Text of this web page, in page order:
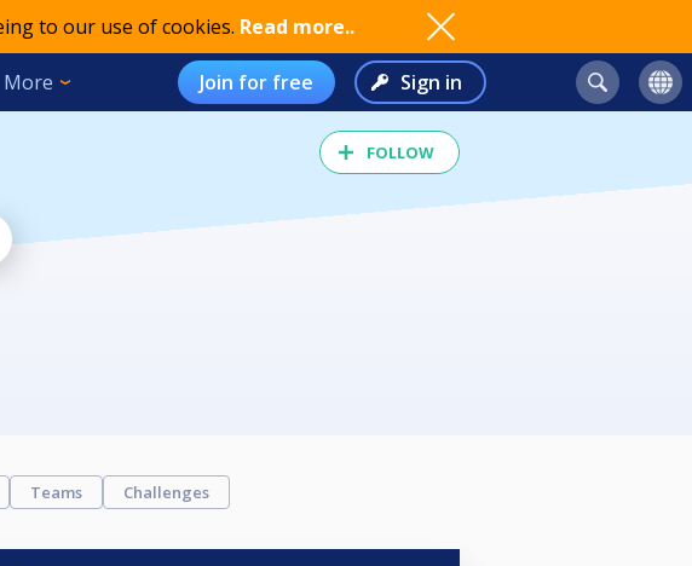
to our use of cookies. Read more..
More Join for free Sign in
FOLLOW
Teams Challenges